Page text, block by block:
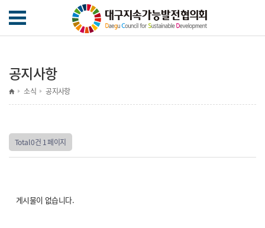
공지사항
소식 공지사항
Total 0건 1 페이지
게시물이 없습니다.